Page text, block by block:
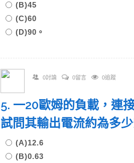
(B)45
(C)60
(D)90。
0討論 0留言 0追蹤
5. 一20歐姆的負載，連
試問其輸出電流約為多
(A)12.6
(B)0.63